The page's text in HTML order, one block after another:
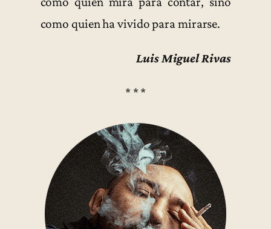
como quien ha vivido para mirarse.
Luis Miguel Rivas
* * *